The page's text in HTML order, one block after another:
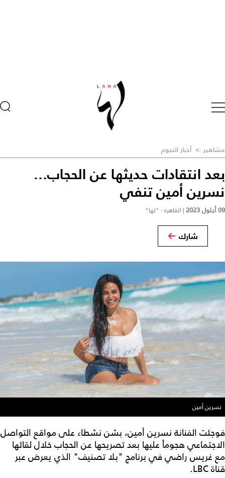
مشاهير > أخبار النجوم
بعد انتقادات حديثها عن الحجاب...
نسرين أمين تنفي
09 أيلول 2023 | القاهرة - "لها"
شارك
نسرين أمين
فوجئت الفنانة نسرين أمين، بشن نشطاء على مواقع التواصل
الاجتماعي هجوماً عليها بعد تصريحها عن الحجاب خلال لقائها
مع غريس راضي في برنامج "بلا تصنيف" الذي يعرض عبر
قناة LBC.